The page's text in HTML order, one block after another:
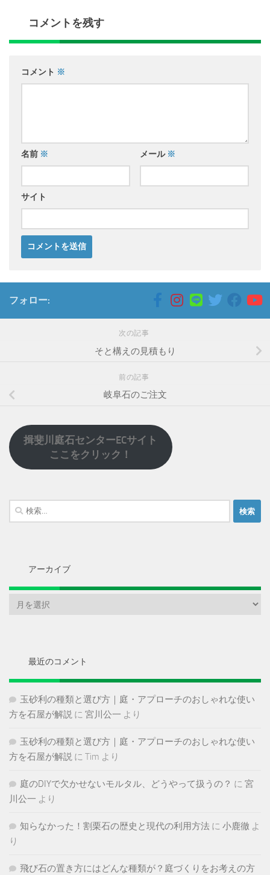
コメントを残す
コメント ※
名前 ※ メール ※
サイト
フォロー:
次の記事
そと構えの見積もり
前の記事
岐阜石のご注文
揖斐川庭石センターECサイト
ここをクリック！
検
索:
アーカイブ
最近のコメント
玉砂利の種類と選び方｜庭・アプローチのおしゃれな使い
方を石屋が解説 に 宮川公一 より
玉砂利の種類と選び方｜庭・アプローチのおしゃれな使い
方を石屋が解説 に Tim より
庭のDIYで欠かせないモルタル、どうやって扱うの？ に 宮
川公一 より
知らなかった！割栗石の歴史と現代の利用方法 に 小鹿徹 よ
り
飛び石の置き方にはどんな種類が？庭づくりをお考えの方